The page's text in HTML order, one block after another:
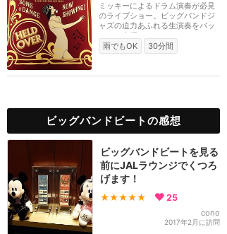
ミッキーによるドラム演奏が必見
のライブショー。ビッグバンドジ
ャズの迫力あふれる生演奏をバッ
クに、本場のミュ...
雨でもOK
30分間
ビッグバンドビートの感想
ビッグバンドビートを見る
前にJALラウンジでくつろ
げます！
★★★★★ 25
cono
2017年2月に訪問